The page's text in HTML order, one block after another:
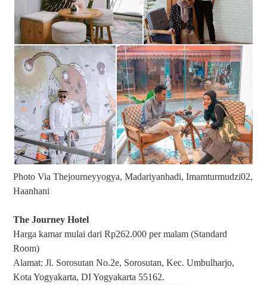
Photo Via Thejourneyyogya, Madariyanhadi, Imamturmudzi02,
Haanhani
The Journey Hotel
Harga kamar mulai dari Rp262.000 per malam (Standard
Room)
Alamat: Jl. Sorosutan No.2e, Sorosutan, Kec. Umbulharjo,
Kota Yogyakarta, DI Yogyakarta 55162.